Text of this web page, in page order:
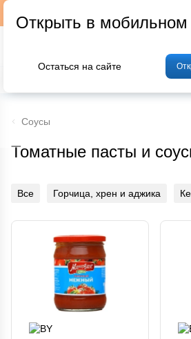
Фрукты и
Соусы
Томатные пасты и
Все Горчица, хрен и аджика
Открыть в
Остаться на сайте